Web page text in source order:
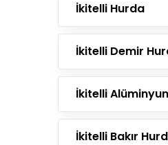
İkitelli Hurda
İkitelli Demir
İkitelli
İkitelli Bakır